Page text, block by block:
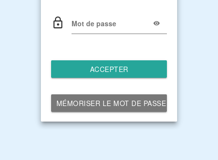
Mot de passe
ACCEPTER
MÉMORISER LE MOT DE PASSE